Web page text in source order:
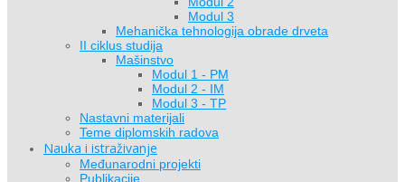
Modul 3
Mehanička tehnologija obrade drveta
II ciklus studija
Mašinstvo
Modul 1 - PM
Modul 2 - IM
Modul 3 - TP
Nastavni materijali
Teme diplomskih radova
Nauka i istraživanje
Međunarodni projekti
Publikacije